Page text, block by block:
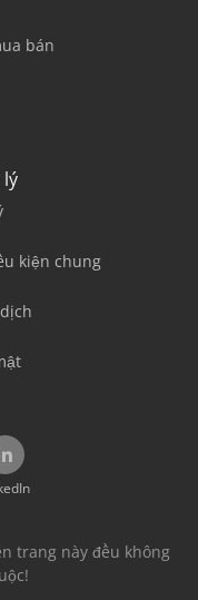
bán
kiện chung
trang này đều không